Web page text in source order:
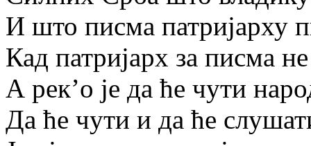
И што писма патријарху
Кад патријарх за писма
А рек’о је да ће чути
Да ће чути и да ће